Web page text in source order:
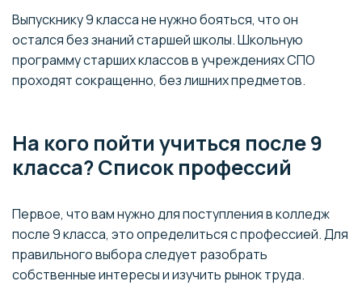
Выпускнику 9 класса не нужно бояться, что он
остался без знаний старшей школы. Школьную
программу старших классов в учреждениях СПО
проходят сокращенно, без лишних предметов.
На кого пойти учиться после 9
класса? Список профессий
Первое, что вам нужно для поступления в колледж
после 9 класса, это определиться с профессией. Для
правильного выбора следует разобрать
собственные интересы и изучить рынок труда.